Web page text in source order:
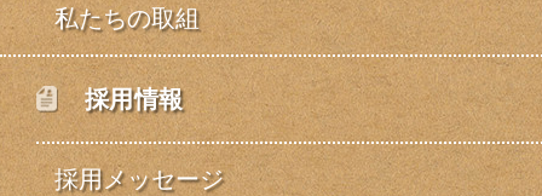
私たちの取組
採用情報
採用メッセージ